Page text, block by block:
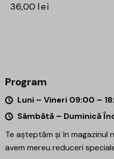
36,00 lei
Program
Luni – Vineri 09:00 –
Sâmbătă – Duminică
Te așteptăm și în magazinul
avem mereu reduceri